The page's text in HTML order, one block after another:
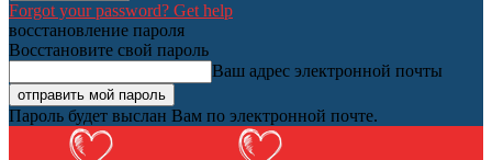
Forgot your password? Get help
восстановление пароля
Восстановите свой пароль
Ваш адрес электронной почты
Пароль будет выслан Вам по электронной почте.